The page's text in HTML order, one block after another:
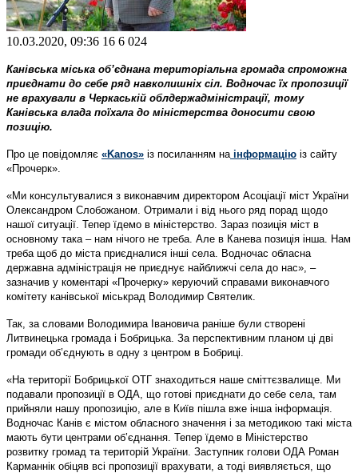
10.03.2020, 09:36 16 6 024
Канівська міська об’єднана територіальна громада спроможна
приєднати до себе ряд навколишніх сіл. Водночас їх пропозиції
не врахували в Черкаській облдержадміністрації, тому
Канівська влада поїхала до міністерства доносити свою
позицію.
Про це повідомляє «Kanos» із посиланням на інформацію із сайту
«Прочерк».
«Ми консультувалися з виконавчим директором Асоціації міст України
Олександром Слобожаном. Отримали і від нього ряд порад щодо
нашої ситуації. Тепер їдемо в міністерство. Зараз позиція міст в
основному така – нам нічого не треба. Але в Канева позиція інша. Нам
треба щоб до міста приєдналися інші села. Водночас обласна
державна адміністрація не приєднує найближчі села до нас», –
зазначив у коментарі «Прочерку» керуючий справами виконавчого
комітету канівської міськрад Володимир Святелик.
Так, за словами Володимира Івановича раніше були створені
Литвинецька громада і Бобрицька. За перспективним планом ці дві
громади об’єднують в одну з центром в Бобриці.
«На території Бобрицької ОТГ знаходиться наше сміттєзвалище. Ми
подавали пропозиції в ОДА, що готові приєднати до себе села, там
прийняли нашу пропозицію, але в Київ пішла вже інша інформація.
Водночас Канів є містом обласного значення і за методикою такі міста
мають бути центрами об’єднання. Тепер їдемо в Міністерство
розвитку громад та територій України. Заступник голови ОДА Роман
Карманнік обіцяв всі пропозиції врахувати, а тоді виявляється, що